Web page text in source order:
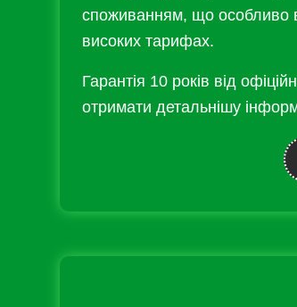
споживанням, що особливо
високих тарифах.
Гарантія 10 років від
отримати детальнішу